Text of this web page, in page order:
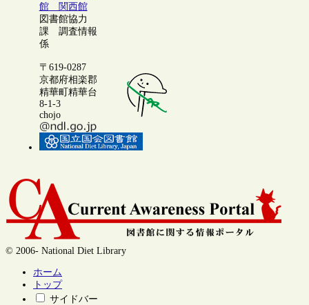
館 関西館
図書館協力
課 調査情報
係
〒619-0287
京都府相楽郡
精華町精華台
8-1-3
chojo
© 2006- National Diet Library
ホーム
トップ
サイドバー